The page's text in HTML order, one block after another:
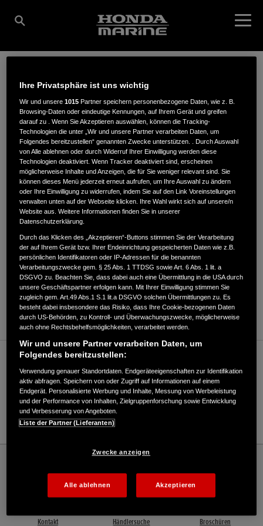
BOOTEZENTRUM
NÜRNBERG-FÜRTH,
INH. FABIAN MÜLLER
Melli-Beese-Str. 14,90768
ANFAHRTSBESCHREIBUNG ANFORDERN
WEBSITE
Verkauf / Kundendienst
0911/8013517
E-Mail
Deutschland Offizielle Website | The Power of Dreams
Kontakt Händlersuche Broschüren
Ihre Privatsphäre ist uns wichtig
Wir und unsere1015 Partner speichern personenbezogene Daten, wie z. B.
Browsing-Daten oder eindeutige Kennungen, auf Ihrem Gerät und greifen
darauf zu . Wenn Sie Akzeptieren auswählen, können die Tracking-
Technologien die unter „Wir und unsere Partner verarbeiten Daten, um
Folgendes bereitzustellen“ genannten Zwecke unterstützen. . Durch Auswahl
von Alle ablehnen oder durch Widerruf Ihrer Einwilligung werden diese
Technologien deaktiviert. Wenn Tracker deaktiviert sind, erscheinen
möglicherweise Inhalte und Anzeigen, die für Sie weniger relevant sind. Sie
können dieses Menü jederzeit erneut aufrufen, um Ihre Auswahl zu ändern
oder Ihre Einwilligung zu widerrufen, indem Sie auf den Link Voreinstellungen
verwalten unten auf der Webseite klicken. Ihre Wahl wirkt sich auf unsere/n
Website aus. Weitere Informationen finden Sie in unserer
Datenschutzerklärung.
Durch das Klicken des „Akzeptieren“-Buttons stimmen Sie der Verarbeitung
der auf Ihrem Gerät bzw. Ihrer Endeinrichtung gespeicherten Daten wie z.B.
persönlichen Identifikatoren oder IP-Adressen für die benannten
Verarbeitungszwecke gem. § 25 Abs. 1 TTDSG sowie Art. 6 Abs. 1 lit. a
DSGVO zu. Beachten Sie, dass dabei auch eine Übermittlung in die USA durch
unsere Geschäftspartner erfolgen kann. Mit Ihrer Einwilligung stimmen Sie
zugleich gem. Art.49 Abs.1 S.1 lit.a DSGVO solchen Übermittlungen zu. Es
besteht dabei insbesondere das Risiko, dass Ihre Cookie-bezogenen Daten
durch US-Behörden, zu Kontroll- und Überwachungszwecke, möglicherweise
auch ohne Rechtsbehelfsmöglichkeiten, verarbeitet werden.
Wir und unsere Partner verarbeiten Daten, um
Folgendes bereitzustellen:
Verwendung genauer Standortdaten. Endgeräteeigenschaften zur Identifikation
aktiv abfragen. Speichern von oder Zugriff auf Informationen auf einem
Endgerät. Personalisierte Werbung und Inhalte, Messung von Werbeleistung
und der Performance von Inhalten, Zielgruppenforschung sowie Entwicklung
und Verbesserung von Angeboten.
Liste der Partner (Lieferanten)
Zwecke anzeigen
Alle ablehnen Akzeptieren